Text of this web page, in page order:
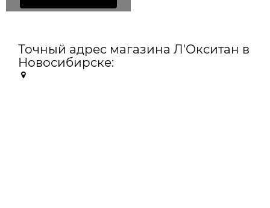
Точный адрес магазина Л'Окситан в
Новосибирске: